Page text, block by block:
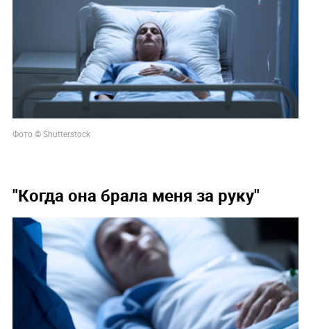
Фото © Shutterstock
"Когда она брала меня за руку"